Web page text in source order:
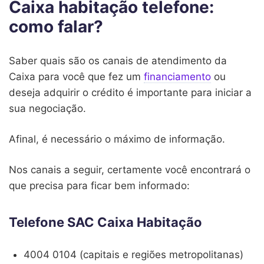
Caixa habitação telefone:
como falar?
Saber quais são os canais de atendimento da
Caixa para você que fez um financiamento ou
deseja adquirir o crédito é importante para iniciar a
sua negociação.
Afinal, é necessário o máximo de informação.
Nos canais a seguir, certamente você encontrará o
que precisa para ficar bem informado:
Telefone SAC Caixa Habitação
4004 0104 (capitais e regiões metropolitanas)